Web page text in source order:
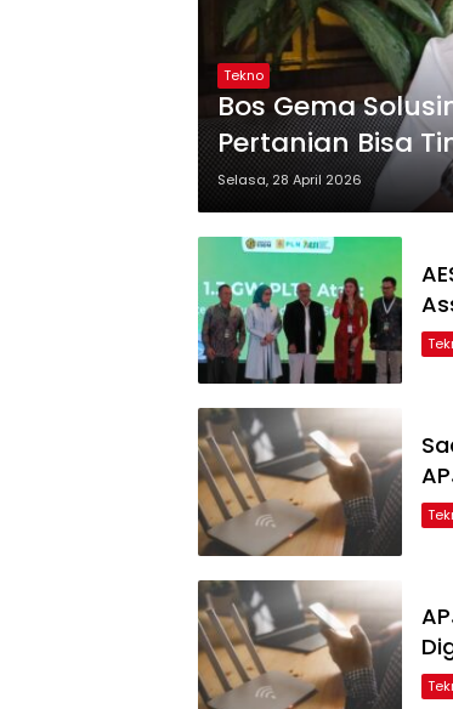
Tekno
Bos Gema
Pertanian Bisa
Selasa, 28 April 2026